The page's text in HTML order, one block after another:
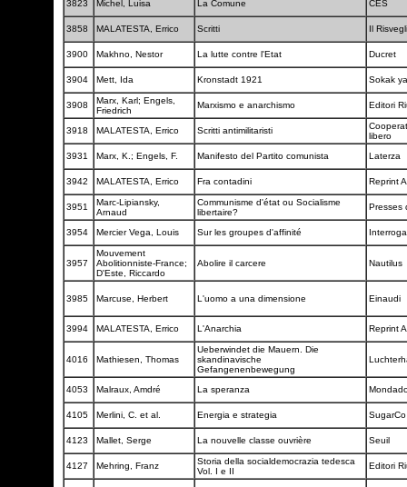
3823 Michel, Luisa La Comune CES
3858 MALATESTA, Errico Scritti Il
3900 Makhno, Nestor La lutte contre l'Etat Ducret
3904 Mett, Ida Kronstadt 1921 Sokak
3908
Marx, Karl; Engels,
Friedrich
Marxismo e anarchismo Editori
3918 MALATESTA, Errico Scritti antimilitaristi
libero
3931
Marx, K.; Engels, F. Manifesto del Partito comunista Laterza
3942 MALATESTA, Errico Fra contadini Reprint
3951
Marc-Lipiansky,
Arnaud
Communisme d'état ou Socialisme
libertaire?
Presses
3954 Mercier Vega, Louis Sur les groupes d'affinité
3957
Mouvement
Abolitionniste-France;
D'Este, Riccardo
Abolire il carcere Nautilus
3985 Marcuse, Herbert L'uomo a una dimensione Einaudi
3994 MALATESTA, Errico L'Anarchia Reprint
4016 Mathiesen, Thomas
Ueberwindet die Mauern. Die
skandinavische
Gefangenenbewegung
4053 Malraux, Amdré La speranza
4105 Merlini, C. et al. Energia e strategia
4123 Mallet, Serge La nouvelle classe ouvrière Seuil
4127 Mehring, Franz
Storia della socialdemocrazia tedesca
Vol. I e II
Editori